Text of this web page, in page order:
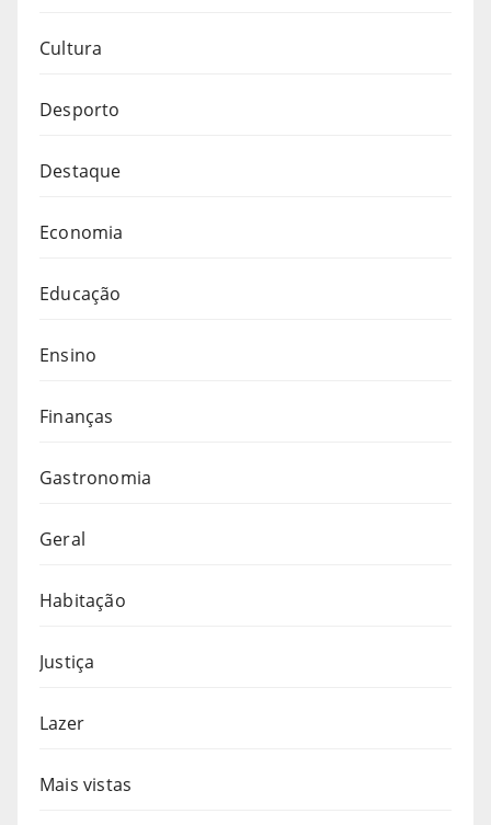
Cultura
Desporto
Destaque
Economia
Educação
Ensino
Finanças
Gastronomia
Geral
Habitação
Justiça
Lazer
Mais vistas